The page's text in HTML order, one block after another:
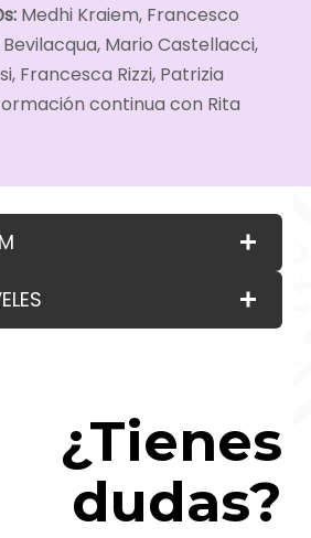
Medhi Kraiem, Francesco
Bevilacqua, Mario Castellacci,
Francesca Rizzi, Patrizia
continua con Rita
¿Tienes
dudas?